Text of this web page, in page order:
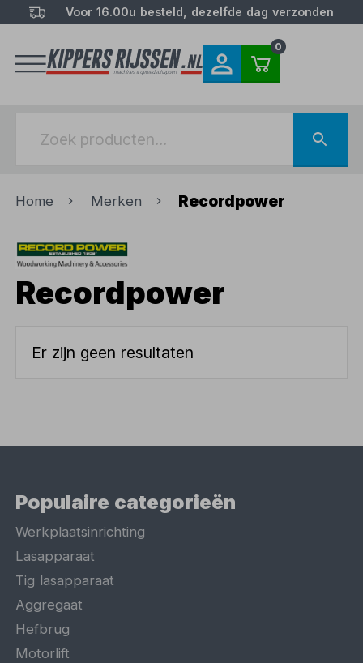
Voor 16.00u besteld, dezelfde dag verzonden
0
Home Merken Recordpower
Recordpower
Er zijn geen resultaten
Populaire categorieën
Werkplaatsinrichting
Lasapparaat
Tig lasapparaat
Aggregaat
Hefbrug
Motorlift